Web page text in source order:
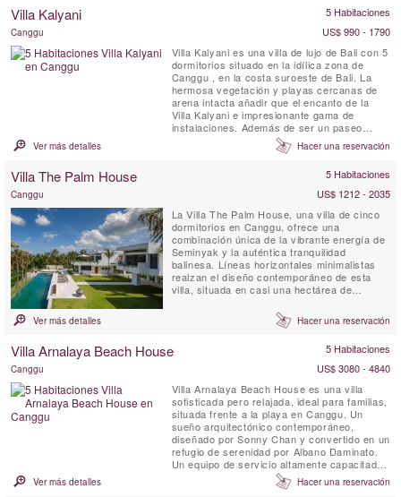
Bukit. Aquí, puede disfrutar de todos los ...
Villa Kalyani 5 Habitaciones
Canggu
US$ 990 - 1790
Villa Kalyani es una villa de lujo de Bali con 5
dormitorios situado en la idílica zona de
Canggu , en la costa suroeste de Bali. La
hermosa vegetación y playas cercanas de
arena intacta añadir que el encanto de la
Villa Kalyani e impresionante gama de
instalaciones. Además de ser un paseo
razonable a la playa y cuenta con
comodidades tales como un cuarto privado
externos , una cabina de DJ privado y varias
Ver más detalles Hacer una reservación
Villa The Palm House 5 Habitaciones
Canggu
US$ 1212 - 2035
La Villa The Palm House, una villa de cinco
dormitorios en Canggu, ofrece una
combinación única de la vibrante energía de
Seminyak y la auténtica tranquilidad
balinesa. Líneas horizontales minimalistas
realzan el diseño contemporáneo de esta
villa, situada en casi una hectárea de
palmeras y vistas a los campos de arroz en
terrazas. Cada detalle ha sido
sido diseñados a medida para garantizar lujo
Ver más detalles Hacer una reservación
Villa Arnalaya Beach House 5 Habitaciones
Canggu
US$ 3080 - 4840
Villa Arnalaya Beach House es una villa
sofisticada pero relajada, ideal para familias,
situada frente a la playa en Canggu. Un
sueño arquitectónico contemporáneo,
diseñado por Sonny Chan y convertido en un
refugio de serenidad por Albano Daminato.
Un equipo de servicio altamente capacitado
se encarga de atender cada deseo de los
huéspedes con elegancia y profesionalismo.
Ver más detalles Hacer una reservación